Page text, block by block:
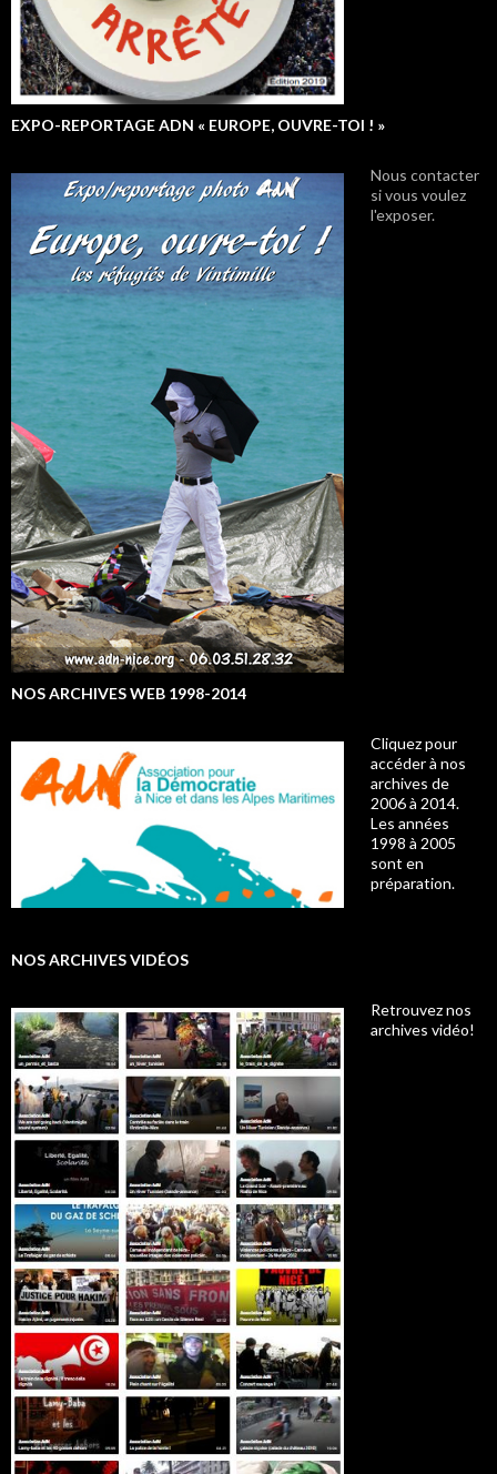
EXPO-REPORTAGE ADN « EUROPE, OUVRE-TOI ! »
Nous contacter
si vous voulez
l'exposer.
NOS ARCHIVES WEB 1998-2014
Cliquez pour
accéder à nos
archives de
2006 à 2014.
Les années
1998 à 2005
sont en
préparation.
NOS ARCHIVES VIDÉOS
Retrouvez nos
archives vidéo!